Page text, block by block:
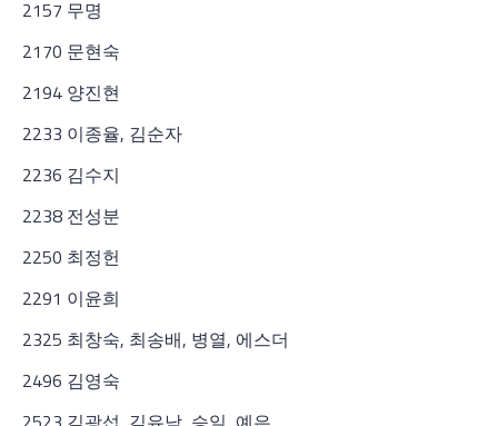
2157 무명
2170 문현숙
2194 양진현
2233 이종율, 김순자
2236 김수지
2238 전성분
2250 최정헌
2291 이윤희
2325 최창숙, 최송배, 병열, 에스더
2496 김영숙